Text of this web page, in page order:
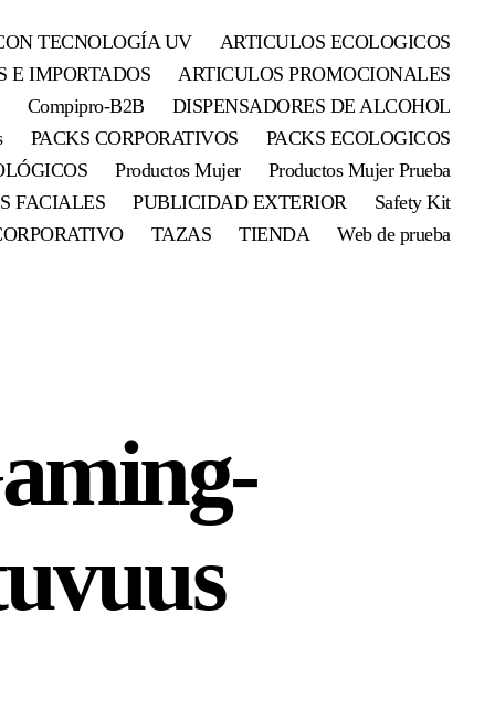
TECNOLOGÍA UV
ARTICULOS ECOLOGICOS
E IMPORTADOS
ARTICULOS PROMOCIONALES
Compipro-B2B
DISPENSADORES DE ALCOHOL
PACKS CORPORATIVOS
PACKS ECOLOGICOS
Productos Mujer
Productos Mujer Prueba
FACIALES PUBLICIDAD EXTERIOR
Safety Kit
TAZAS TIENDA Web de prueba